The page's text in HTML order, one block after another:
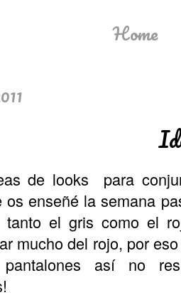
Home
de looks para
os enseñé la semana
tanto el gris como el
mucho del rojo, por
así no